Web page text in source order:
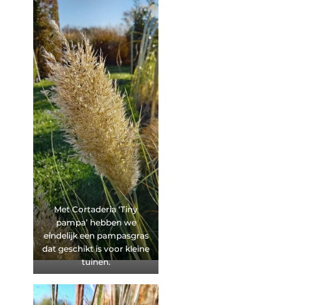
Met Cortaderia ‘Tiny
pampa’ hebben we
eindelijk een pampasgras
dat geschikt is voor kleine
tuinen.